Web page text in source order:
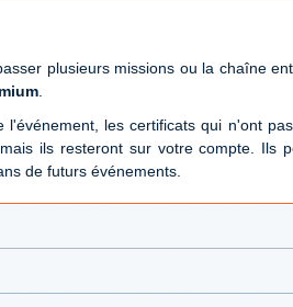
plusieurs missions ou la chaîne
l'événement, les certificats qui n'ont
ils resteront sur votre compte. Ils
de futurs événements.